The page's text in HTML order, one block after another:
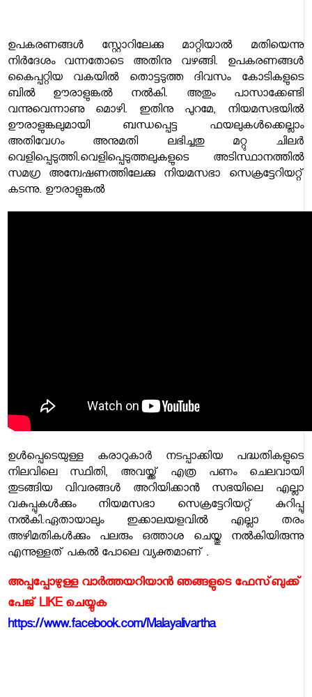
ഉപകരണങ്ങൾ സ്റ്റോറിലേക്കു മാറ്റിയാൽ മതിയെന്നു
നിർദേശം വന്നതോടെ അതിനു വഴങ്ങി. ഉപകരണങ്ങൾ
കൈപ്പറ്റിയ വകയിൽ തൊട്ടടുത്ത ദിവസം കോടികളുടെ
ബിൽ ഊരാളുങ്കൽ നൽകി. അതും പാസാക്കേണ്ടി
വന്നുവെന്നാണു മൊഴി. ഇതിനു പുറമേ, നിയമസഭയിൽ
ഊരാളുങ്കലുമായി ബന്ധപ്പെട്ട ഫയലുകൾക്കെല്ലാം
അതിവേഗം അനുമതി ലഭിച്ചതു മറ്റു ചിലർ
വെളിപ്പെടുത്തി.വെളിപ്പെടുത്തലുകളുടെ അടിസ്ഥാനത്തിൽ
സമഗ്ര അന്വേഷണത്തിലേക്കു നിയമസഭാ സെക്രട്ടേറിയറ്റ്
കടന്നു. ഊരാളുങ്കൽ
ഉൾപ്പെടെയുള്ള കരാറുകാർ നടപ്പാക്കിയ പദ്ധതികളുടെ
നിലവിലെ സ്ഥിതി, അവയ്ക്ക് എത്ര പണം ചെലവായി
തുടങ്ങിയ വിവരങ്ങൾ അറിയിക്കാൻ സഭയിലെ എല്ലാ
വകുപ്പുകൾക്കും നിയമസഭാ സെക്രട്ടേറിയറ്റ് കുറിപ്പു
നൽകി.ഏതായാലും ഇക്കാലയളവിൽ എല്ലാ തരം
അഴിമതികൾക്കും പലരും ഒത്താശ ചെയ്തു നൽകിയിരുന്നു
എന്നുള്ളത് പകൽ പോലെ വ്യക്തമാണ് .
അപ്പപ്പോഴുള്ള വാര്‍ത്തയറിയാന്‍ ഞങ്ങളുടെ ഫേസ്‌ബുക്ക്‌
പേജ് LIKE ചെയ്യുക
https://www.facebook.com/Malayalivartha